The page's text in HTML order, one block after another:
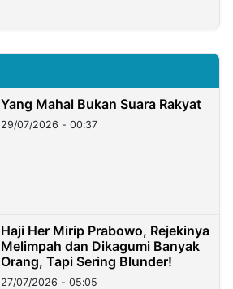
Yang Mahal Bukan Suara Rakyat
29/07/2026 - 00:37
Haji Her Mirip Prabowo, Rejekinya
Melimpah dan Dikagumi Banyak
Orang, Tapi Sering Blunder!
27/07/2026 - 05:05